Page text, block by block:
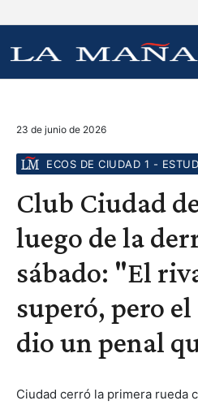
23 de junio de 2026
ECOS DE CIUDAD 1 -
Club Ciudad
luego de la
sábado: "El
superó, pero
dio un penal
Ciudad cerró la primera rueda